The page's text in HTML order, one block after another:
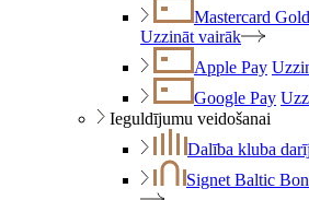
Mastercard
Uzzināt vairāk
Apple Pay
Google Pay
Ieguldījumu veidošanai
Dalība kluba
Signet Baltic